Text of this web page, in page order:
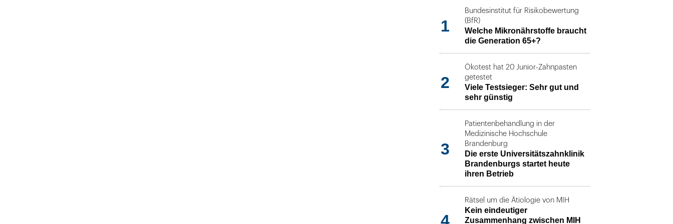
1
Bundesinstitut für Risikobewertung
(BfR)
Welche Mikronährstoffe braucht
die Generation 65+?
2
Ökotest hat 20 Junior-Zahnpasten
getestet
Viele Testsieger: Sehr gut und
sehr günstig
3
Patientenbehandlung in der
Medizinische Hochschule
Brandenburg
Die erste Universitätszahnklinik
Brandenburgs startet heute
ihren Betrieb
4
Rätsel um die Ätiologie von MIH
Kein eindeutiger
Zusammenhang zwischen MIH